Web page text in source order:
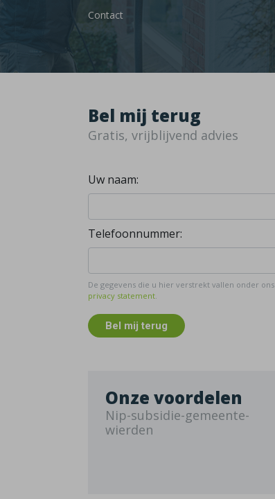
Contact
Bel mij terug
Gratis, vrijblijvend advies
Uw naam:
Telefoonnummer:
De gegevens die u hier verstrekt vallen onder ons
privacy statement.
Bel mij terug
Onze voordelen
Nip-subsidie-gemeente-
wierden